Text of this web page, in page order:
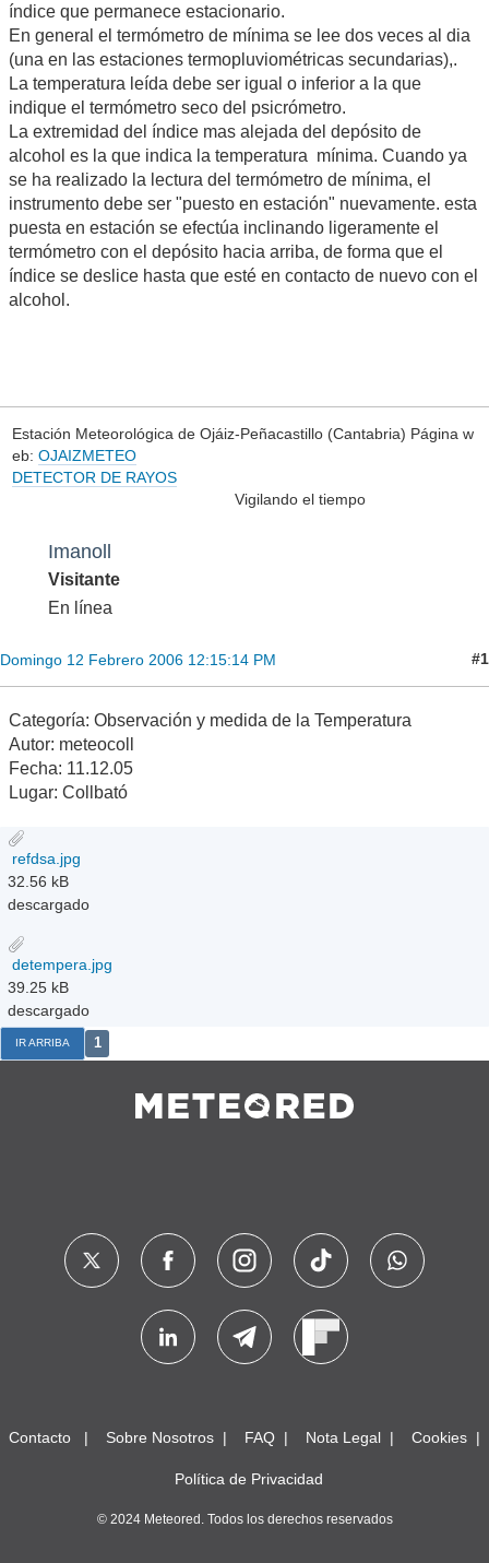
índice que permanece estacionario.
En general el termómetro de mínima se lee dos veces al dia
(una en las estaciones termopluviométricas secundarias),.
La temperatura leída debe ser igual o inferior a la que
indique el termómetro seco del psicrómetro.
La extremidad del índice mas alejada del depósito de
alcohol es la que indica la temperatura mínima. Cuando ya
se ha realizado la lectura del termómetro de mínima, el
instrumento debe ser "puesto en estación" nuevamente. esta
puesta en estación se efectúa inclinando ligeramente el
termómetro con el depósito hacia arriba, de forma que el
índice se deslice hasta que esté en contacto de nuevo con el
alcohol.
Estación Meteorológica de Ojáiz-Peñacastillo (Cantabria) Página w
eb: OJAIZMETEO
DETECTOR DE RAYOS
Vigilando el tiempo
Imanoll
Visitante
En línea
Domingo 12 Febrero 2006 12:15:14 PM #1
Categoría: Observación y medida de la Temperatura
Autor: meteocoll
Fecha: 11.12.05
Lugar: Collbató
refdsa.jpg
32.56 kB
descargado
detempera.jpg
39.25 kB
descargado
IR ARRIBA 1
Contacto Sobre Nosotros FAQ Nota Legal Cookies
Política de Privacidad
© 2024 Meteored. Todos los derechos reservados